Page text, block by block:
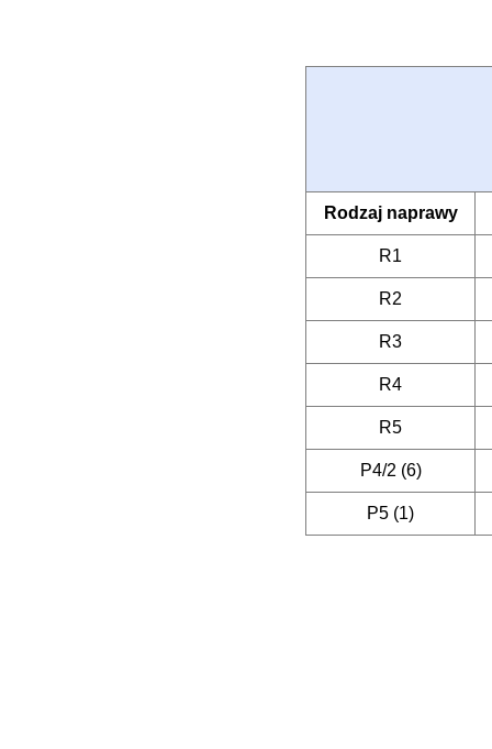
Rodzaj naprawy
R1
R2
R3
R4
R5
P4/2 (6)
P5 (1)